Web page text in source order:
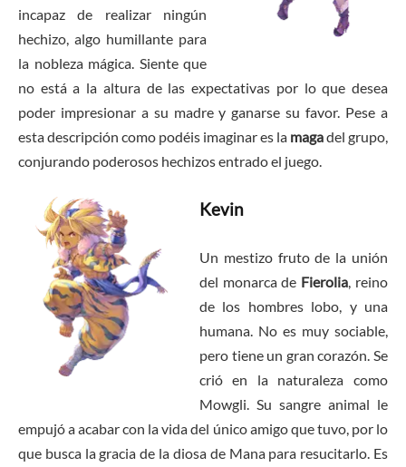
incapaz de realizar ningún
hechizo, algo humillante para
la nobleza mágica. Siente que
no está a la altura de las expectativas por lo que desea
poder impresionar a su madre y ganarse su favor. Pese a
esta descripción como podéis imaginar es la magadel grupo,
conjurando poderosos hechizos entrado el juego.
Kevin
Un mestizo fruto de la unión
del monarca de Fierolia, reino
de los hombres lobo, y una
humana. No es muy sociable,
pero tiene un gran corazón. Se
crió en la naturaleza como
Mowgli. Su sangre animal le
empujó a acabar con la vida del único amigo que tuvo, por lo
que busca la gracia de la diosa de Mana para resucitarlo. Es